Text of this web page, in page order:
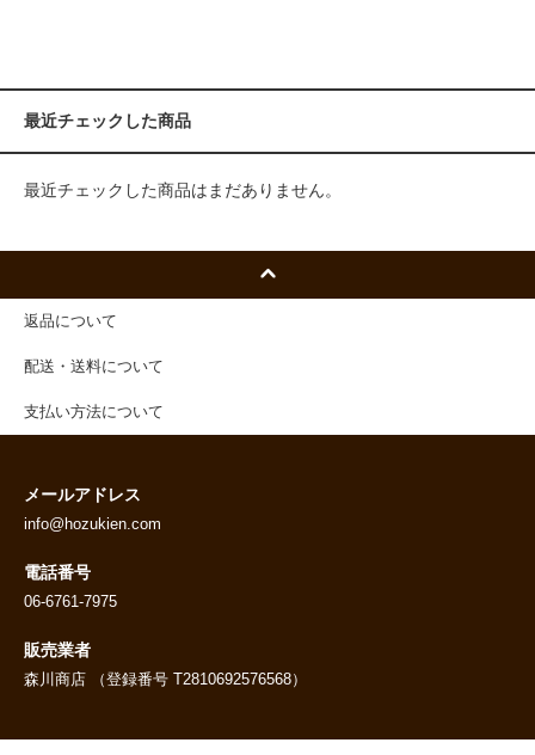
最近チェックした商品
最近チェックした商品はまだありません。
返品について
配送・送料について
支払い方法について
メールアドレス
info@hozukien.com
電話番号
06-6761-7975
販売業者
森川商店 （登録番号 T2810692576568）